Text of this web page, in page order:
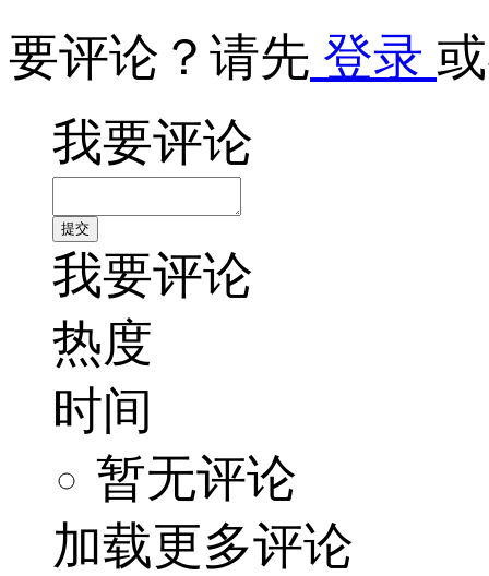
要评论？请先 登录
我要评论
我要评论
热度
时间
暂无评论
加载更多评论